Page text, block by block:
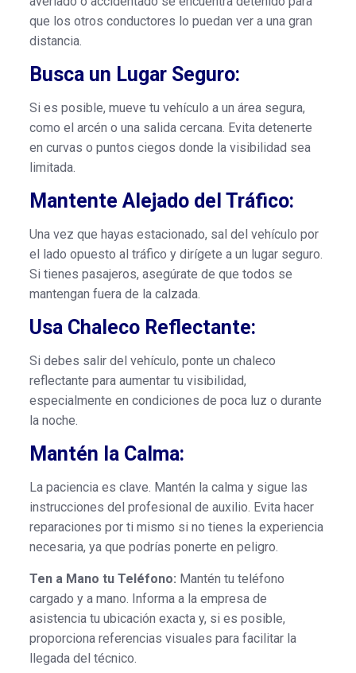
que los otros conductores lo puedan ver a una gran
distancia.
Busca un Lugar Seguro:
Si es posible, mueve tu vehículo a un área segura,
como el arcén o una salida cercana. Evita detenerte
en curvas o puntos ciegos donde la visibilidad sea
limitada.
Mantente Alejado del Tráfico:
Una vez que hayas estacionado, sal del vehículo por
el lado opuesto al tráfico y dirígete a un lugar seguro.
Si tienes pasajeros, asegúrate de que todos se
mantengan fuera de la calzada.
Usa Chaleco Reflectante:
Si debes salir del vehículo, ponte un chaleco
reflectante para aumentar tu visibilidad,
especialmente en condiciones de poca luz o durante
la noche.
Mantén la Calma:
La paciencia es clave. Mantén la calma y sigue las
instrucciones del profesional de auxilio. Evita hacer
reparaciones por ti mismo si no tienes la experiencia
necesaria, ya que podrías ponerte en peligro.
Ten a Mano tu Teléfono: Mantén tu teléfono
cargado y a mano. Informa a la empresa de
asistencia tu ubicación exacta y, si es posible,
proporciona referencias visuales para facilitar la
llegada del técnico.